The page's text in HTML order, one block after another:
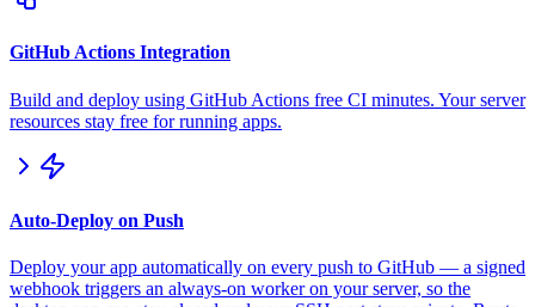
GitHub Actions Integration
Build and deploy using GitHub Actions free CI minutes. Your server
resources stay free for running apps.
Auto-Deploy on Push
Deploy your app automatically on every push to GitHub — a signed
webhook triggers an always-on worker on your server, so the